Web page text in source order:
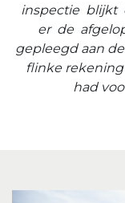
inspectie
er de
gepleegd aan
flinke rekening
had